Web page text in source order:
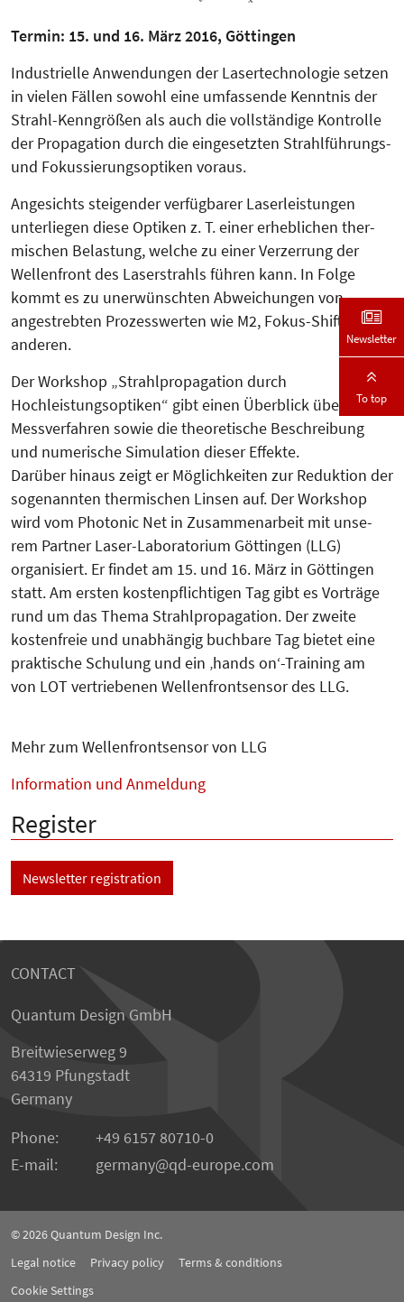
Termin: 15. und 16. März 2016, Göttingen
Industrielle Anwendungen der Laser­technologie setzen
in vielen Fällen sowohl eine umfassende Kenntnis der
Strahl-Kenngrößen als auch die vollständige Kontrolle
der Propagation durch die eingesetzten Strahlführungs-
und Fokussierungsoptiken voraus.
Angesichts steigender verfügba­rer La­serleistungen
unterliegen diese Op­tiken z. T. einer erheblichen ther­
mischen Belastung, welche zu einer Verzerrung der
Wellenfront des La­serstrahls führen kann. In Fol­ge
kommt es zu unerwünschten Ab­weichungen von
angestrebten Pro­zesswerten wie M2, Fokus-Shift und
anderen.
Der Workshop „Strahlpropagation durch
Hochleistungsoptiken“ gibt einen Überblick über neue
Mess­ver­fah­ren sowie die theoretische Be­schrei­bung
und numerische Simu­lation dieser Effekte.
Darüber hinaus zeigt er Möglichkeiten zur Reduktion der
sogenannten thermischen Linsen auf. Der Work­shop
wird vom Photonic Net in Zusam­men­­arbeit mit unse­
rem Partner Laser-La­bo­ratorium Göt­tin­gen (LLG)
organisiert. Er findet am 15. und 16. März in Göttingen
statt. Am ersten kostenpflichtigen Tag gibt es Vorträge
rund um das Thema Strahlpropagation. Der zweite
kostenfreie und unabhängig buchbare Tag bietet eine
prakti­sche Schulung und ein ‚hands on‘-Trai­ning am
von LOT vertriebenen Wel­lenfrontsensor des LLG.
Mehr zum Wellenfrontsensor von LLG
Information und Anmeldung
Register
Newsletter registration
CONTACT
Quantum Design GmbH
Breitwieserweg 9
64319 Pfungstadt
Germany
Phone:
+49 6157 80710-0
E-mail:
germany qd-europe.com
© 2026Quantum Design Inc.
Legal notice
Privacy policy
Terms & conditions
Cookie Settings
Newsletter
To top